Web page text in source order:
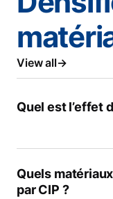
View all
Quel est l’effet
Quels
par CIP ?